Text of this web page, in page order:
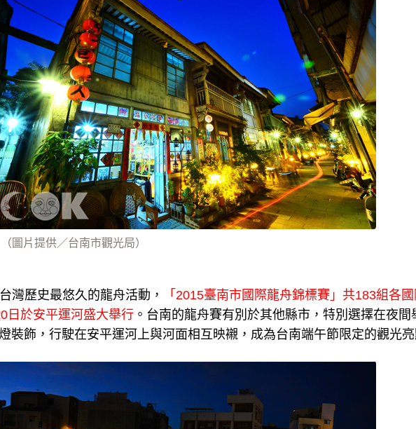
圖片提供／台南市觀光局）
灣歷史最悠久的龍舟活動，
「2015臺南市國際龍舟錦標賽」共183組各
日於安平運河盛大舉行 。台南的龍舟賽有別於其他縣市，特別選擇在夜間
裝飾，行駛在安平運河上與河面相互映襯，成為台南端午節限定的觀光亮